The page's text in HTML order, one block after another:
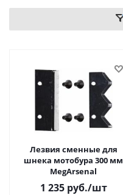
Лезвия сменные для
шнека мотобура 300 мм
MegArsenal
1 235руб./шт